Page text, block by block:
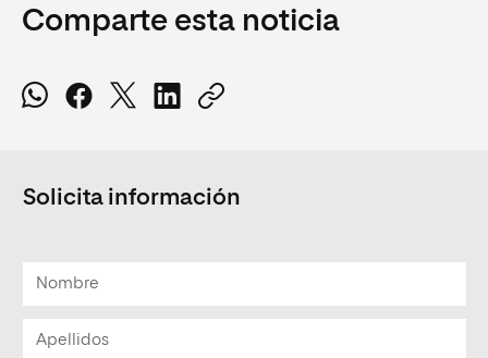
Comparte esta noticia
Solicita información